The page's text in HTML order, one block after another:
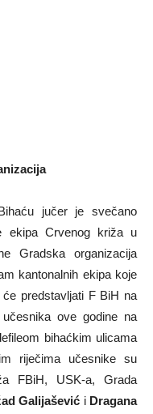
jučer je svečano
ekipa Crvenog križa u
Gradska organizacija
kantonalnih ekipa koje
predstavljati F BiH na
ove godine na
bihaćkim ulicama
riječima učesnike su
FBiH, USK-a, Grada
Galijašević i Dragana